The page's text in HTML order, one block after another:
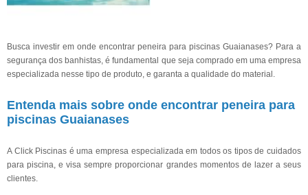
Busca investir em onde encontrar peneira para piscinas Guaianases? Para a
segurança dos banhistas, é fundamental que seja comprado em uma empresa
especializada nesse tipo de produto, e garanta a qualidade do material.
Entenda mais sobre onde encontrar peneira para
piscinas Guaianases
A Click Piscinas é uma empresa especializada em todos os tipos de cuidados
para piscina, e visa sempre proporcionar grandes momentos de lazer a seus
clientes.